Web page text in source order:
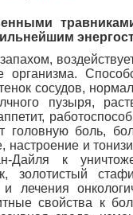
организма.
сосудов,
пузыря,
головную боль,
настроение и
Дайля к
золотистый
лечения
свойства к